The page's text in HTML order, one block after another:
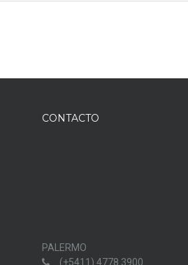
CONTACTO
PALERMO
(+5411) 4778 3900